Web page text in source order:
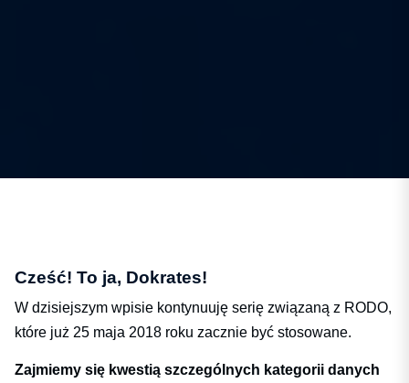
Cześć! To ja, Dokrates!
W dzisiejszym wpisie kontynuuję serię związaną z RODO,
które już 25 maja 2018 roku zacznie być stosowane.
Zajmiemy się kwestią szczególnych kategorii danych